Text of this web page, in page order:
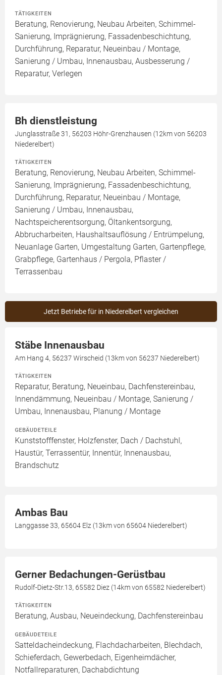
TÄTIGKEITEN
Beratung, Renovierung, Neubau Arbeiten, Schimmel-
Sanierung, Imprägnierung, Fassadenbeschichtung,
Durchführung, Reparatur, Neueinbau / Montage,
Sanierung / Umbau, Innenausbau, Ausbesserung /
Reparatur, Verlegen
Bh dienstleistung
Junglasstraße 31, 56203 Höhr-Grenzhausen (12km von 56203
Niederelbert)
TÄTIGKEITEN
Beratung, Renovierung, Neubau Arbeiten, Schimmel-
Sanierung, Imprägnierung, Fassadenbeschichtung,
Durchführung, Reparatur, Neueinbau / Montage,
Sanierung / Umbau, Innenausbau,
Nachtspeicherentsorgung, Öltankentsorgung,
Abbrucharbeiten, Haushaltsauflösung / Entrümpelung,
Neuanlage Garten, Umgestaltung Garten, Gartenpflege,
Grabpflege, Gartenhaus / Pergola, Pflaster /
Terrassenbau
Jetzt Betriebe für in Niederelbert vergleichen
Stäbe Innenausbau
Am Hang 4, 56237 Wirscheid (13km von 56237 Niederelbert)
TÄTIGKEITEN
Reparatur, Beratung, Neueinbau, Dachfenstereinbau,
Innendämmung, Neueinbau / Montage, Sanierung /
Umbau, Innenausbau, Planung / Montage
GEBÄUDETEILE
Kunststofffenster, Holzfenster, Dach / Dachstuhl,
Haustür, Terrassentür, Innentür, Innenausbau,
Brandschutz
Ambas Bau
Langgasse 33, 65604 Elz (13km von 65604 Niederelbert)
Gerner Bedachungen-Gerüstbau
Rudolf-Dietz-Str.13, 65582 Diez (14km von 65582 Niederelbert)
TÄTIGKEITEN
Beratung, Ausbau, Neueindeckung, Dachfenstereinbau
GEBÄUDETEILE
Satteldacheindeckung, Flachdacharbeiten, Blechdach,
Schieferdach, Gewerbedach, Eigenheimdächer,
Notfallreparaturen, Dachabdichtung